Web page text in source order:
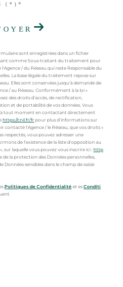
(*)*
sont enregistrées dans un fichier
comme Sous-traitant du traitement pour
/ du Réseau qui reste Responsable du
La base légale du traitement repose sur
Elles sont conservées jusqu'à demande de
/ au Réseau. Conformément à la loi «
des droits d’accès, de rectification,
et de portabilité de vos données. Vous
tout moment en contactant directement
https://cnil.fr/fr pour plus d’informations sur
contacté l'Agence / le Réseau, que vos droits «
respectés, vous pouvez adresser une
de l’existence de la liste d'opposition au
sur laquelle vous pouvez vous inscrire ici :http
de la protection des Données personnelles,
Données sensibles dans le champ de saisie
Politiques de Confidentialitéet esConditi